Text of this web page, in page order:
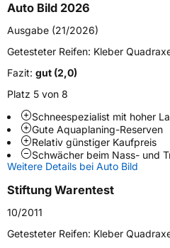
VerwendungGanzjahresreifen
ModellnameQuadraxer
FahrzeugartPKW & SUV
Weitere Eigenschaften
SchlauchtypTL
ZustandNeureifen
M+SJa
Verstärkt
Auto Bild 2026
Ausgabe (21/2026)
Getesteter Reifen: Kleber
Fazit: gut (2,0)
Platz 5 von 8
Schneespezialist mit hoher
Gute Aquaplaning-Reserven
Relativ günstiger Kaufpreis
Schwächer beim Nass- und
Weitere Details bei Auto Bild
Stiftung Warentest
10/2011
Getesteter Reifen: Kleber